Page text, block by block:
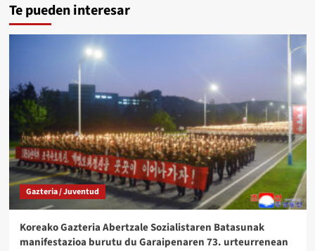
Te pueden interesar
Gazteria / Juventud
Koreako Gazteria Abertzale Sozialistaren Batasunak
manifestazioa burutu du Garaipenaren 73. urteurrenean